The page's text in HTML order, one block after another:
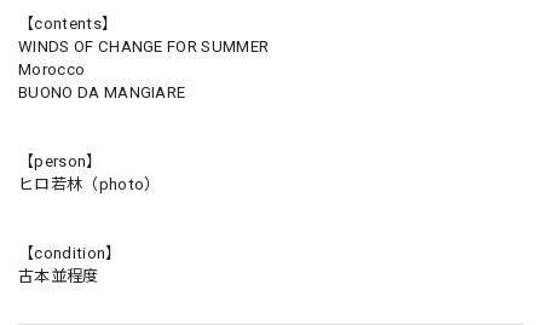
【contents】
WINDS OF CHANGE FOR SUMMER
Morocco
BUONO DA MANGIARE
【person】
ヒロ若林（photo）
【condition】
古本並程度